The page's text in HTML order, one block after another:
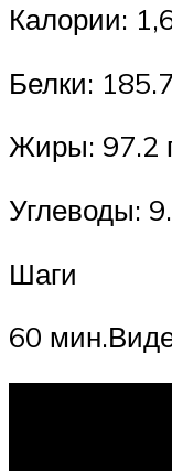
Калории:
Белки:
Жиры: 97.2
Углеводы:
Шаги
60